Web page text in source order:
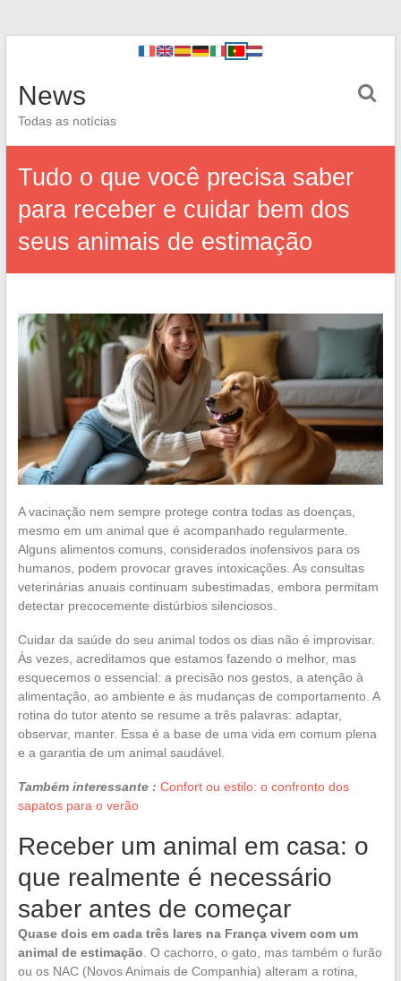
News
Todas as notícias
Tudo o que você precisa saber
para receber e cuidar bem dos
seus animais de estimação
A vacinação nem sempre protege contra todas as doenças,
mesmo em um animal que é acompanhado regularmente.
Alguns alimentos comuns, considerados inofensivos para os
humanos, podem provocar graves intoxicações. As consultas
veterinárias anuais continuam subestimadas, embora permitam
detectar precocemente distúrbios silenciosos.
Cuidar da saúde do seu animal todos os dias não é improvisar.
Às vezes, acreditamos que estamos fazendo o melhor, mas
esquecemos o essencial: a precisão nos gestos, a atenção à
alimentação, ao ambiente e às mudanças de comportamento. A
rotina do tutor atento se resume a três palavras: adaptar,
observar, manter. Essa é a base de uma vida em comum plena
e a garantia de um animal saudável.
Também interessante : Confort ou estilo: o confronto dos
sapatos para o verão
Receber um animal em casa: o
que realmente é necessário
saber antes de começar
Quase dois em cada três lares na França vivem com um
animal de estimação . O cachorro, o gato, mas também o furão
ou os NAC (Novos Animais de Companhia) alteram a rotina,